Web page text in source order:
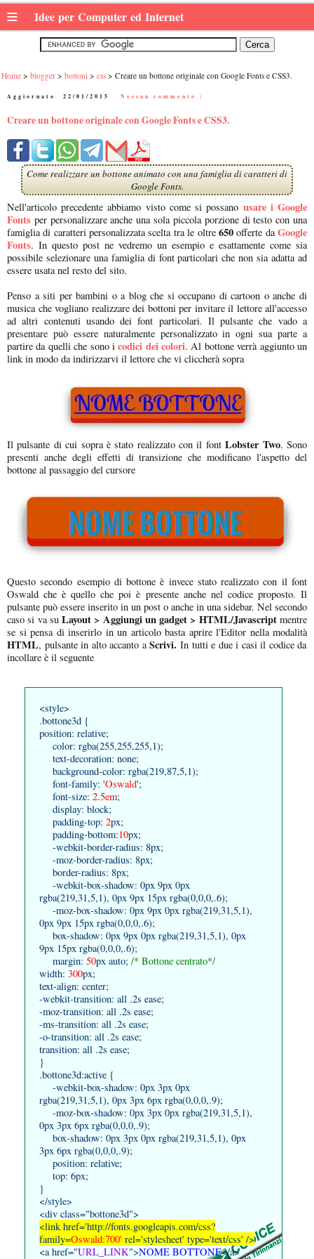
≡ Idee per Computer ed Internet
Home blogger bottoni css Creare un bottone originale con Google Fonts e CSS3.
Aggiornato: 22/01/2015 Nessun commento :
Creare un bottone originale con Google Fonts e CSS3.
Come realizzare un bottone animato con una famiglia di caratteri di
Google Fonts.
Nell'articolo precedente abbiamo visto come si possano usare i Google
Fonts per personalizzare anche una sola piccola porzione di testo con una
famiglia di caratteri personalizzata scelta tra le oltre650offerte daGoogle
Fonts. In questo post ne vedremo un esempio e esattamente come sia
possibile selezionare una famiglia di font particolari che non sia adatta ad
essere usata nel resto del sito.
Penso a siti per bambini o a blog che si occupano di cartoon o anche di
musica che vogliano realizzare dei bottoni per invitare il lettore all'accesso
ad altri contenuti usando dei font particolari. Il pulsante che vado a
presentare può essere naturalmente personalizzato in ogni sua parte a
partire da quelli che sono icodici dei colori. Al bottone verrà aggiunto un
link in modo da indirizzarvi il lettore che vi cliccherà sopra
Il pulsante di cui sopra è stato realizzato con il fontLobster Two. Sono
presenti anche degli effetti di transizione che modificano l'aspetto del
bottone al passaggio del cursore
Questo secondo esempio di bottone è invece stato realizzato con il font
Oswald che è quello che poi è presente anche nel codice proposto. Il
pulsante può essere inserito in un post o anche in una sidebar. Nel secondo
caso si va suLayout > Aggiungi un gadget > HTML/Javascriptmentre
se si pensa di inserirlo in un articolo basta aprire l'Editor nella modalità
HTML, pulsante in alto accanto aScrivi. In tutti e due i casi il codice da
incollare è il seguente
<style>
.bottone3d {
position: relative;
color: rgba(255,255,255,1);
text-decoration: none;
background-color: rgba(219,87,5,1);
font-family: 'Oswald';
font-size: 2.5em;
display: block;
padding-top: 2px;
padding-bottom:10px;
-webkit-border-radius: 8px;
-moz-border-radius: 8px;
border-radius: 8px;
-webkit-box-shadow: 0px 9px 0px
rgba(219,31,5,1), 0px 9px 15px rgba(0,0,0,.6);
-moz-box-shadow: 0px 9px 0px rgba(219,31,5,1),
0px 9px 15px rgba(0,0,0,.6);
box-shadow: 0px 9px 0px rgba(219,31,5,1), 0px
9px 15px rgba(0,0,0,.6);
margin: 50px auto; /* Bottone centrato*/
width: 300px;
text-align: center;
-webkit-transition: all .2s ease;
-moz-transition: all .2s ease;
-ms-transition: all .2s ease;
-o-transition: all .2s ease;
transition: all .2s ease;
}
.bottone3d:active {
-webkit-box-shadow: 0px 3px 0px
rgba(219,31,5,1), 0px 3px 6px rgba(0,0,0,.9);
-moz-box-shadow: 0px 3px 0px rgba(219,31,5,1),
0px 3px 6px rgba(0,0,0,.9);
box-shadow: 0px 3px 0px rgba(219,31,5,1), 0px
3px 6px rgba(0,0,0,.9);
position: relative;
top: 6px;
}
</style>
<div class="bottone3d">
<link href='http://fonts.googleapis.com/css?
family=Oswald:700' rel='stylesheet' type='text/css' />
<a href="URL_LINK">NOME BOTTONE</a>